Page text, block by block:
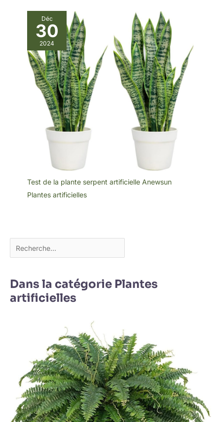
Déc
30
2024
Test de la plante serpent artificielle Anewsun
Plantes artificielles
Dans la catégorie Plantes
artificielles